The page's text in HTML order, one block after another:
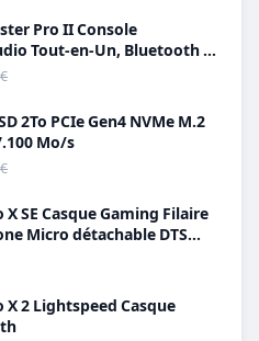
Pro II Console
Tout-en-Un, Bluetooth et
2To PCIe Gen4 NVMe M.2
Mo/s
X SE Casque Gaming Filaire
Micro détachable DTS
X 2 Lightspeed Casque